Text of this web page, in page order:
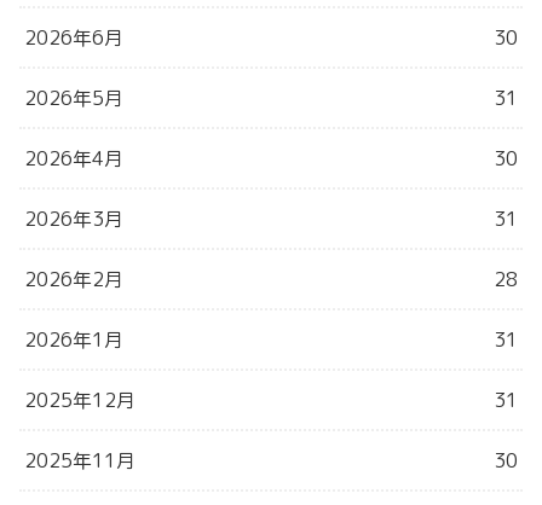
2026年6月 30
2026年5月 31
2026年4月 30
2026年3月 31
2026年2月 28
2026年1月 31
2025年12月 31
2025年11月 30